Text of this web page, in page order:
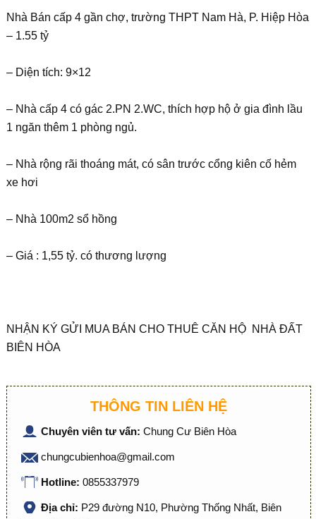
Nhà Bán cấp 4 gần chợ, trường THPT Nam Hà, P. Hiệp Hòa
– 1.55 tỷ
– Diện tích: 9×12
– Nhà cấp 4 có gác 2.PN 2.WC, thích hợp hộ ở gia đình lầu
1 ngăn thêm 1 phòng ngủ.
– Nhà rộng rãi thoáng mát, có sân trước cổng kiên cố hẻm
xe hơi
– Nhà 100m2 sổ hồng
– Giá : 1,55 tỷ. có thương lượng
NHẬN KÝ GỬI MUA BÁN CHO THUÊ CĂN HỘ NHÀ ĐẤT
BIÊN HÒA
THÔNG TIN LIÊN HỆ
Chuyên viên tư vấn: Chung Cư Biên Hòa
chungcubienhoa@gmail.com
Hotline: 0855337979
Địa chỉ: P29 đường N10, Phường Thống Nhất, Biên